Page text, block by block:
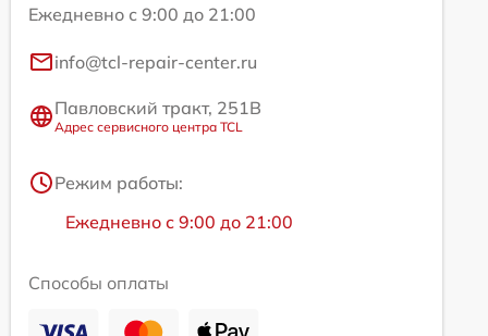
Ежедневно с 9:00 до 21:00
info@tcl-repair-center.ru
Павловский тракт, 251В
Адрес сервисного центра TCL
Режим работы:
Ежедневно с 9:00 до 21:00
Способы оплаты